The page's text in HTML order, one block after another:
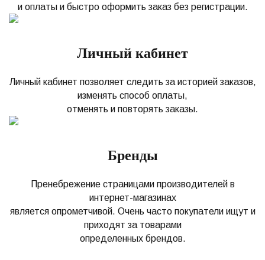
и оплаты и быстро оформить заказ без регистрации.
Личный кабинет
Личный кабинет позволяет следить за историей заказов,
изменять способ оплаты,
отменять и повторять заказы.
Бренды
Пренебрежение страницами производителей в
интернет-магазинах
является опрометчивой. Очень часто покупатели ищут и
приходят за товарами
определенных брендов.